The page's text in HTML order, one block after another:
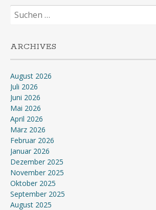
Suchen
nach:
ARCHIVES
August 2026
Juli 2026
Juni 2026
Mai 2026
April 2026
März 2026
Februar 2026
Januar 2026
Dezember 2025
November 2025
Oktober 2025
September 2025
August 2025